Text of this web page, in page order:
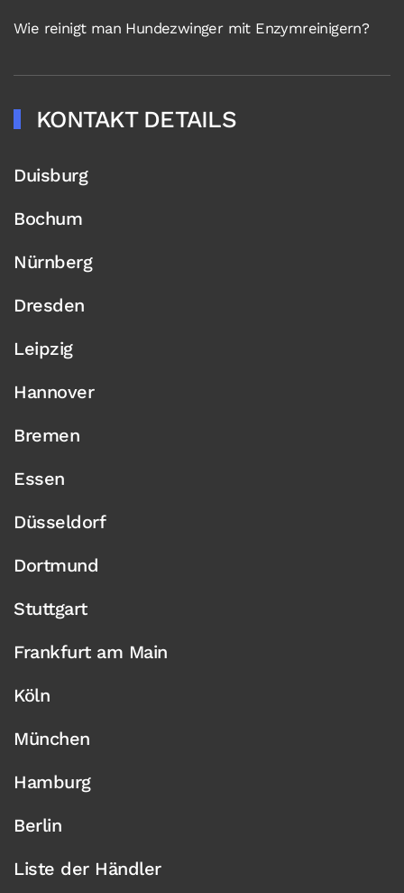
Wie reinigt man Hundezwinger mit Enzymreinigern?
KONTAKT DETAILS
Duisburg
Bochum
Nürnberg
Dresden
Leipzig
Hannover
Bremen
Essen
Düsseldorf
Dortmund
Stuttgart
Frankfurt am Main
Köln
München
Hamburg
Berlin
Liste der Händler